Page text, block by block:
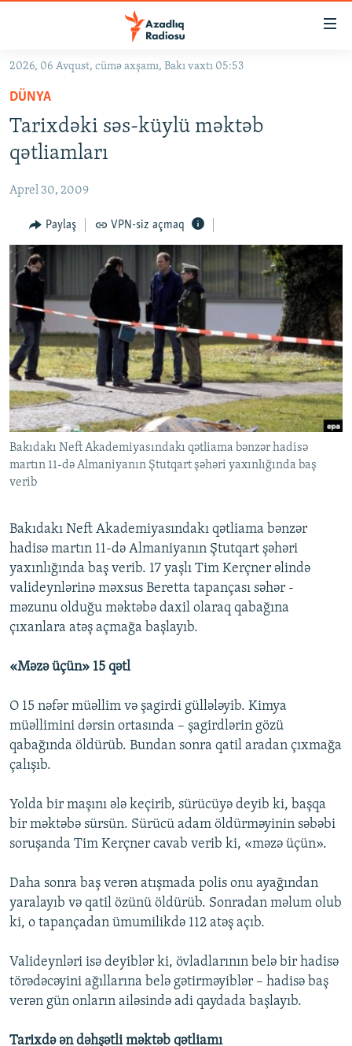
Əsas
qayıt
Əsas
naviqasiyaya
qayıt
Axtarışa
keç
KORRUPSIOMETR
#ƏSLINDƏ
FƏRQƏ BAX
QANUNI DOĞRU
ARAŞDIRMA
MULTIMEDIA
VIDEO
FOTOQALEREYA
İNFOQRAFIKA
KARIKATURA
RADIO ARXIV
OXU ZALI
AZƏRBAYCAN ƏDƏBIYYATI KITABXANASI
İSLAM VƏ DEMOKRATIYA
İZ - MƏDƏNIYYƏT PROQRAMI
HAQQIMIZDA
MISSIYAMIZ
PEŞƏ ETIKASI VƏ JURNALISTIKA STANDARTLARIMIZ
MATERIALLARIMIZDAN ISTIFADƏ
AZADLIQRADIOSU MOBIL TELEFONUNUZDA
BIZIMLƏ ƏLAQƏ
BIZI IZLƏ
RFE/RL-in bütün saytları
2026, 06 Avqust, cümə axşamı, Bakı vaxtı 05:53
DÜNYA
Tarixdəki səs-küylü məktəb
qətliamları
Aprel 30, 2009
Paylaş VPN-siz açmaq
Bakıdakı Neft Akademiyasındakı qətliama bənzər hadisə
martın 11-də Almaniyanın Ştutqart şəhəri yaxınlığında baş
verib
Bakıdakı Neft Akademiyasındakı qətliama bənzər
hadisə martın 11-də Almaniyanın Ştutqart şəhəri
yaxınlığında baş verib. 17 yaşlı Tim Kerçner əlində
valideynlərinə məxsus Beretta tapançası səhər -
məzunu olduğu məktəbə daxil olaraq qabağına
çıxanlara atəş açmağa başlayıb.
«Məzə üçün» 15 qətl
O 15 nəfər müəllim və şagirdi güllələyib. Kimya
müəllimini dərsin ortasında – şagirdlərin gözü
qabağında öldürüb. Bundan sonra qatil aradan çıxmağa
çalışıb.
Yolda bir maşını ələ keçirib, sürücüyə deyib ki, başqa
bir məktəbə sürsün. Sürücü adam öldürməyinin səbəbi
soruşanda Tim Kerçner cavab verib ki, «məzə üçün».
Daha sonra baş verən atışmada polis onu ayağından
yaralayıb və qatil özünü öldürüb. Sonradan məlum olub
ki, o tapançadan ümumilikdə 112 atəş açıb.
Valideynləri isə deyiblər ki, övladlarının belə bir hadisə
törədəcəyini ağıllarına belə gətirməyiblər – hadisə baş
verən gün onların ailəsində adi qaydada başlayıb.
Tarixdə ən dəhşətli məktəb qətliamı